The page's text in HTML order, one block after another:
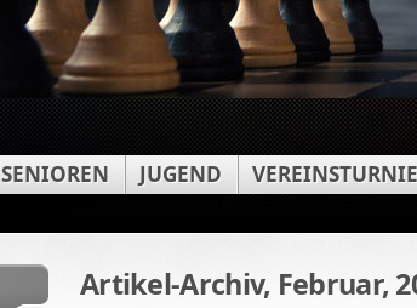
SENIOREN JUGEND
Artikel-Archiv, Februar,